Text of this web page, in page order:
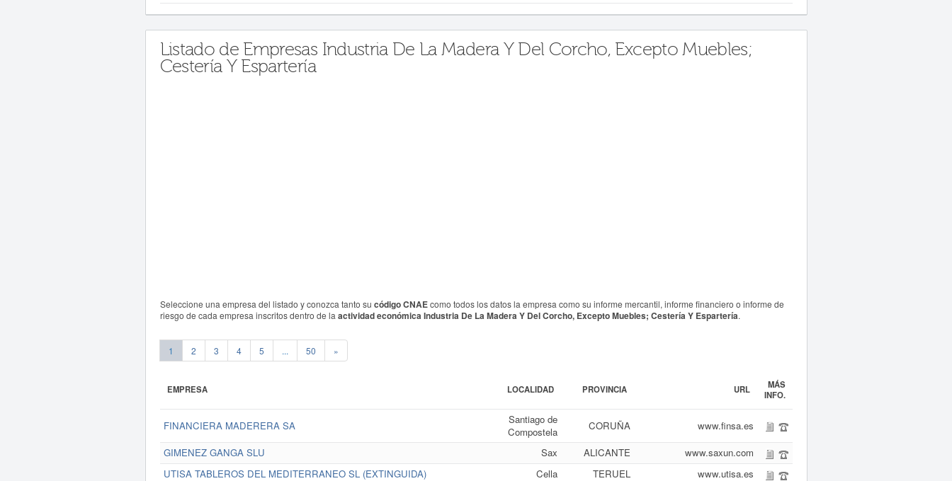
Listado de Empresas Industria De La Madera Y Del Corcho, Excepto Muebles;
Cestería Y Espartería
Seleccione una empresa del listado y conozca tanto su código CNAEcomo todos los datos la empresa como su informe mercantil, informe financiero o informe de
riesgo de cada empresa inscritos dentro de la actividad económica Industria De La Madera Y Del Corcho, Excepto Muebles; Cestería Y Espartería.
1 2 3 4 5 ... 50 »
EMPRESA LOCALIDAD PROVINCIA URL
MÁS
INFO.
FINANCIERA MADERERA SA
Santiago de
Compostela
CORUÑA
www.finsa.es
GIMENEZ GANGA SLU
Sax ALICANTE
www.saxun.com
UTISA TABLEROS DEL MEDITERRANEO SL (EXTINGUIDA)
Cella TERUEL
www.utisa.es